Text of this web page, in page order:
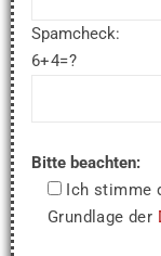
Spamcheck:
6+4=?
Bitte beachten:
Ich stimme
Grundlage der